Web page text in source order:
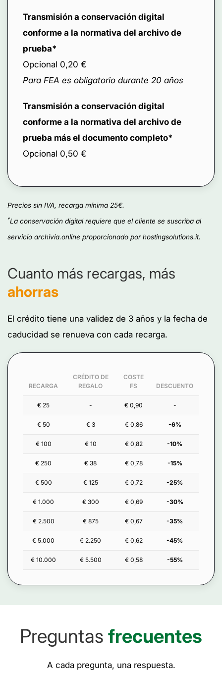
Transmisión a conservación digital
conforme a la normativa del archivo de
prueba*
Opcional 0,20 €
Para FEA es obligatorio durante 20 años
Transmisión a conservación digital
conforme a la normativa del archivo de
prueba más el documento completo*
Opcional 0,50 €
Precios sin IVA, recarga mínima 25€.
*La conservación digital requiere que el cliente se suscriba al
servicio archivia.online proporcionado por hostingsolutions.it.
Cuanto más recargas, más
ahorras
El crédito tiene una validez de 3 años y la fecha de
caducidad se renueva con cada recarga.
RECARGA
CRÉDITO DE
REGALO
COSTE
FS
DESCUENTO
€ 25 - € 0,90 -
€ 50 € 3 € 0,86 -6%
€ 100 € 10 € 0,82 -10%
€ 250 € 38 € 0,78 -15%
€ 500 € 125 € 0,72 -25%
€ 1.000 € 300 € 0,69 -30%
€ 2.500 € 875 € 0,67 -35%
€ 5.000 € 2.250 € 0,62 -45%
€ 10.000 € 5.500 € 0,58 -55%
Preguntas frecuentes
A cada pregunta, una respuesta.